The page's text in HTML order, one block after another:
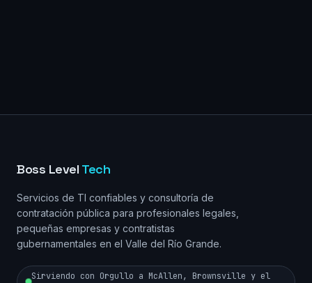
Boss Level Tech
Servicios de TI confiables y consultoría de
contratación pública para profesionales legales,
pequeñas empresas y contratistas
gubernamentales en el Valle del Río Grande.
Sirviendo con Orgullo a McAllen, Brownsville y el